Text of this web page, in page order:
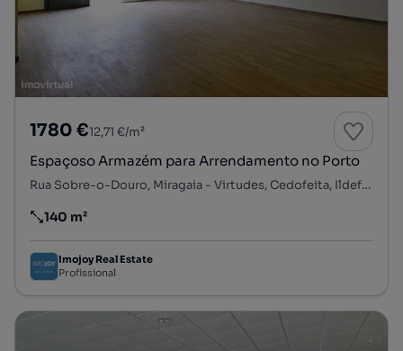
1780 €12,71 €/m²
Espaçoso Armazém para Arrendamento no Porto
Rua Sobre-o-Douro, Miragaia - Virtudes, Cedofeita, Ildefonso, Sé, Miragaia, Nicolau, Vitória, Porto, Porto
Preço por metro quadrado
140 m²
Imojoy Real Estate
Profissional